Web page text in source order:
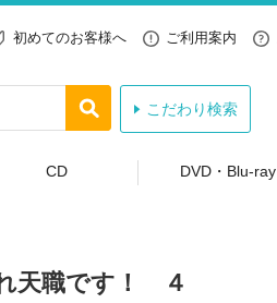
初めてのお客様へ ご利用案内
こだわり検索
CD DVD・Blu-ray
天職です！ ４